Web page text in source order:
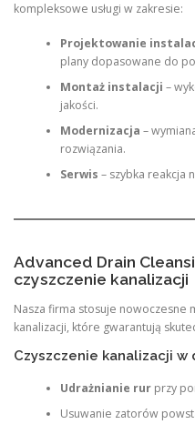
kompleksowe usługi w zakresie:
Projektowanie
plany dopasowane do
Montaż instalacji –
jakości.
Modernizacja –
rozwiązania.
Serwis – szybka reakcja
Advanced Drain
czyszczenie kanalizacji
Nasza firma stosuje nowoczesne
kanalizacji, które gwarantują
Czyszczenie kanalizacji w
Udrażnianie rurprzy
Usuwanie zatorów